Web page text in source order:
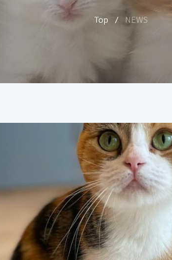
Top / NEWS